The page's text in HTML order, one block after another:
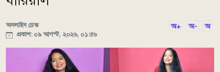
অনলাইন ডেস্ক
প্রকাশ: ০৯ আগস্ট, ২০২৬, ০১:৫৬
অ+ অ- অ